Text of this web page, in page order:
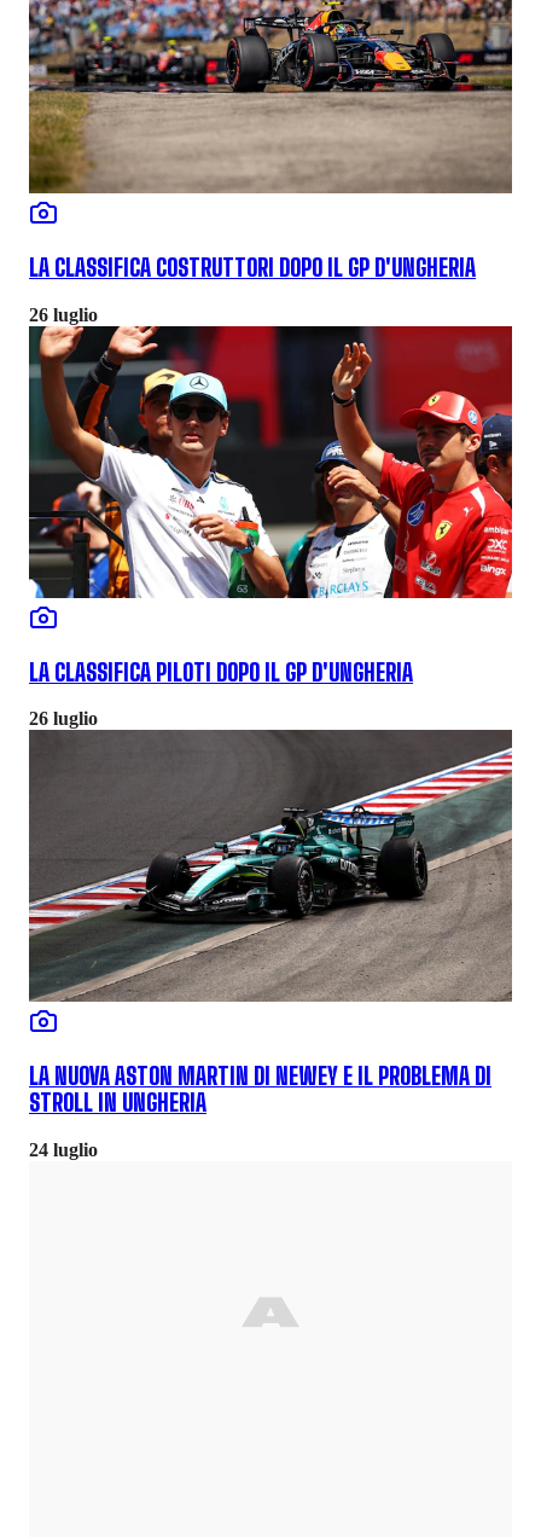
LA CLASSIFICA COSTRUTTORI DOPO IL GP D'UNGHERIA
26 luglio
LA CLASSIFICA PILOTI DOPO IL GP D'UNGHERIA
26 luglio
LA NUOVA ASTON MARTIN DI NEWEY E IL PROBLEMA DI
STROLL IN UNGHERIA
24 luglio